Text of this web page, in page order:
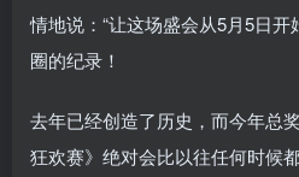
情地说：“让这场盛会从5月5日
圈的纪录！
去年已经创造了历史，而今年总
狂欢赛》绝对会比以往任何时候